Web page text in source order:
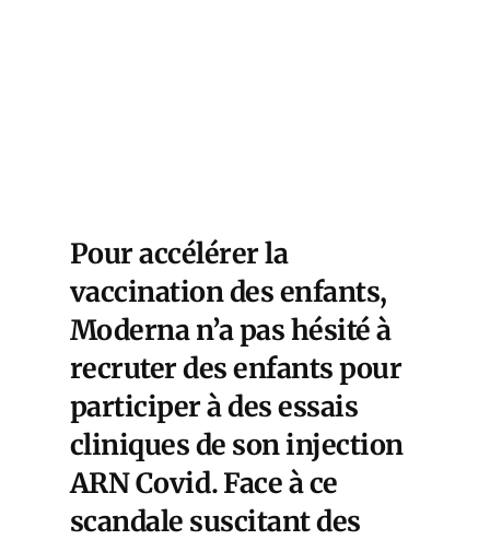
Pour accélérer la
vaccination des enfants,
Moderna n’a pas hésité à
recruter des enfants pour
participer à des essais
cliniques de son injection
ARN Covid. Face à ce
scandale suscitant des